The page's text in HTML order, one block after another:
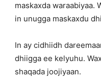
maskaxda waraabiyaa.
in unugga maskaxdu
In ay cidhiidh
dhiigga ee kelyuhu.
shaqada joojiyaan.